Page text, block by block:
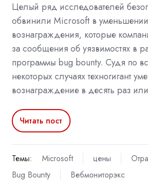
Целый ряд исследователей
обвинили Microsoft в
вознаграждения, которые
за сообщения об уязвимостях в
программы bug bounty. Судя по
некоторых случаях техногигант
вознаграждение в десять раз
Читать пост
Темы: Microsoft цены
Bug Bounty
Вебмониторэкс